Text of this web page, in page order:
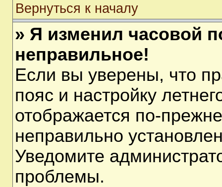
Вернуться к началу
» Я изменил часовой
неправильное!
Если вы уверены, что
пояс и настройку
отображается по-
неправильно
Уведомите
проблемы.